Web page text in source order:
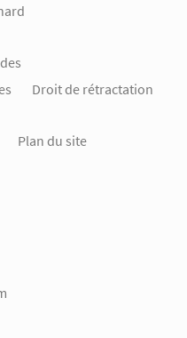
Droit de rétractation
Plan du site